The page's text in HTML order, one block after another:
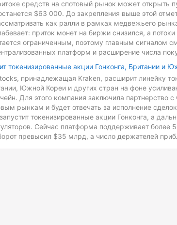
средств на спотовый рынок может открыть
$63 000. До закрепления выше этой
как ралли в рамках медвежьего
приток монет на биржи снизился, а
ограниченным, поэтому главным сигналом
платформ и расширение числа
токенизированные акции Гонконга, Британии и
принадлежащая Kraken, расширит линейку
Южной Кореи и других стран на фоне
Для этого компания заключила партнерство с
рынкам и будет отвечать за исполнение
токенизированные акции Гонконга, а
Сейчас платформа поддерживает более
превысил $35 млрд, а число держателей